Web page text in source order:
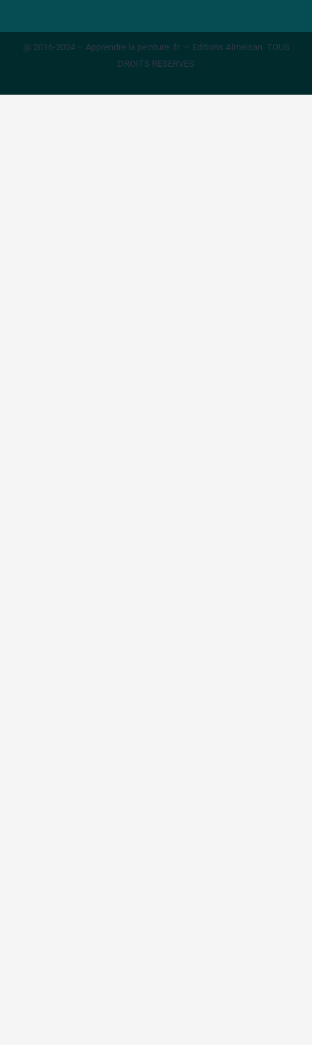
@ 2016-2024 – Apprendre la peinture .fr – Editions Almeisan TOUS
DROITS RESERVES